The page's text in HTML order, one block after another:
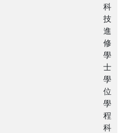
科
技
進
修
學
士
學
位
學
程
科